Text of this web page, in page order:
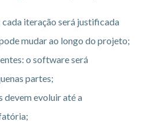
iteração será justificada
mudar ao longo do projeto;
o software será
partes;
devem evoluir até a